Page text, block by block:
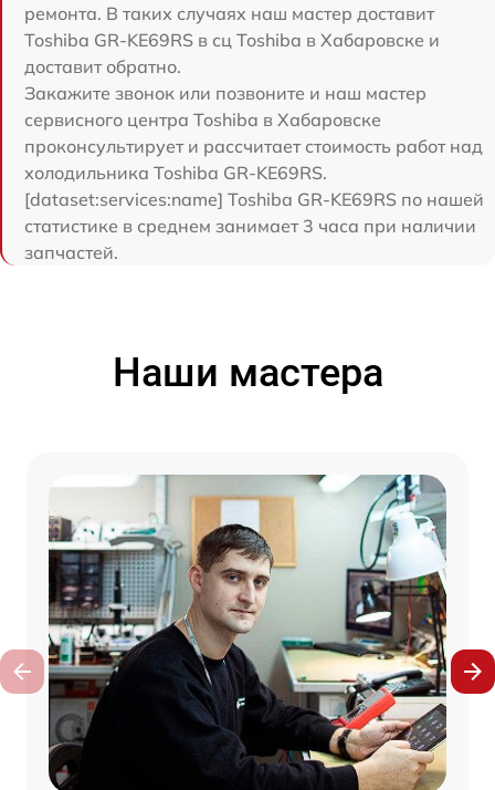
ремонта. В таких случаях наш мастер доставит
Toshiba GR-KE69RS в сц Toshiba в Хабаровске и
доставит обратно.
Закажите звонок или позвоните и наш мастер
сервисного центра Toshiba в Хабаровске
проконсультирует и рассчитает стоимость работ над
холодильника Toshiba GR-KE69RS.
[dataset:services:name] Toshiba GR-KE69RS по нашей
статистике в среднем занимает 3 часа при наличии
запчастей.
Наши мастера